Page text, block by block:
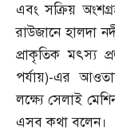
এবং সক্রিয়
রাউজানে হালদা
প্রাকৃতিক মৎস্য
পর্যায়)-এর আওতায়
লক্ষ্যে সেলাই
এসব কথা বলেন।